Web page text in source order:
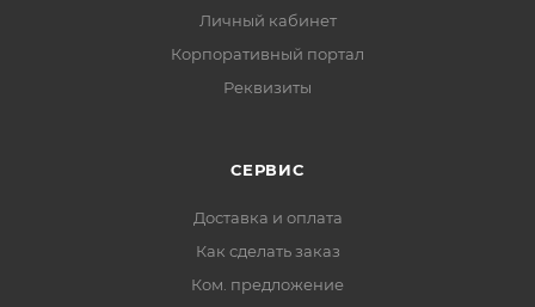
Личный кабинет
Корпоративный портал
Реквизиты
СЕРВИС
Доставка и оплата
Как сделать заказ
Ком. предложение